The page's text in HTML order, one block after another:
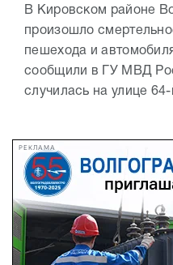
В Кировском районе
произошло
пешехода и
сообщили в ГУ МВД
случилась на улице
РЕКЛАМА